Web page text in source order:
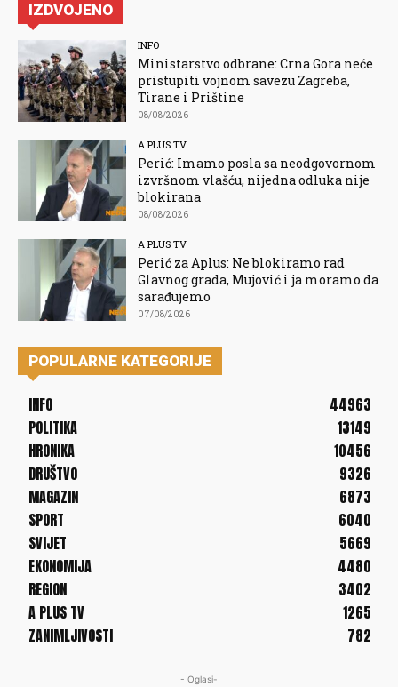
IZDVOJENO
INFO
Ministarstvo odbrane: Crna Gora neće
pristupiti vojnom savezu Zagreba,
Tirane i Prištine
08/08/2026
A PLUS TV
Perić: Imamo posla sa neodgovornom
izvršnom vlašću, nijedna odluka nije
blokirana
08/08/2026
A PLUS TV
Perić za Aplus: Ne blokiramo rad
Glavnog grada, Mujović i ja moramo da
sarađujemo
07/08/2026
POPULARNE KATEGORIJE
INFO
44963
POLITIKA
13149
HRONIKA
10456
DRUŠTVO
9326
MAGAZIN
6873
SPORT
6040
SVIJET
5669
EKONOMIJA
4480
REGION
3402
A PLUS TV
1265
ZANIMLJIVOSTI
782
- Oglasi-